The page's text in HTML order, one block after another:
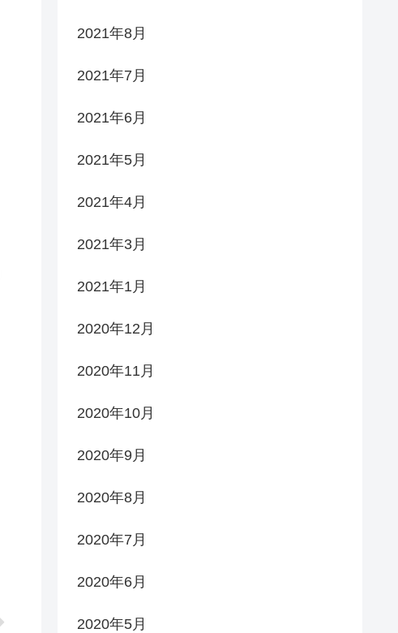
2021年8月
2021年7月
2021年6月
2021年5月
2021年4月
2021年3月
2021年1月
2020年12月
2020年11月
2020年10月
2020年9月
2020年8月
2020年7月
2020年6月
2020年5月